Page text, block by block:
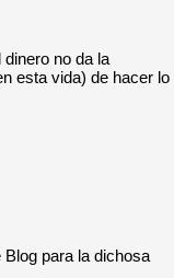
no da la
esta vida) de hacer lo
para la dichosa